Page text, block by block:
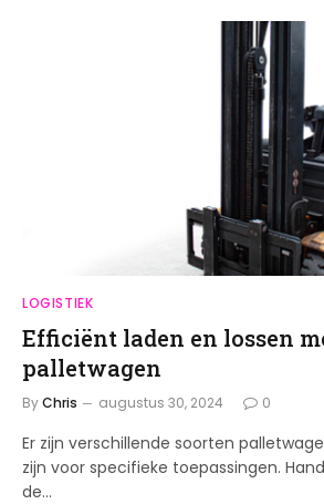
LOGISTIEK
Efficiënt laden en lossen
palletwagen
ByChris augustus 30, 2024 0
Er zijn verschillende soorten
zijn voor specifieke toepassingen.
de…